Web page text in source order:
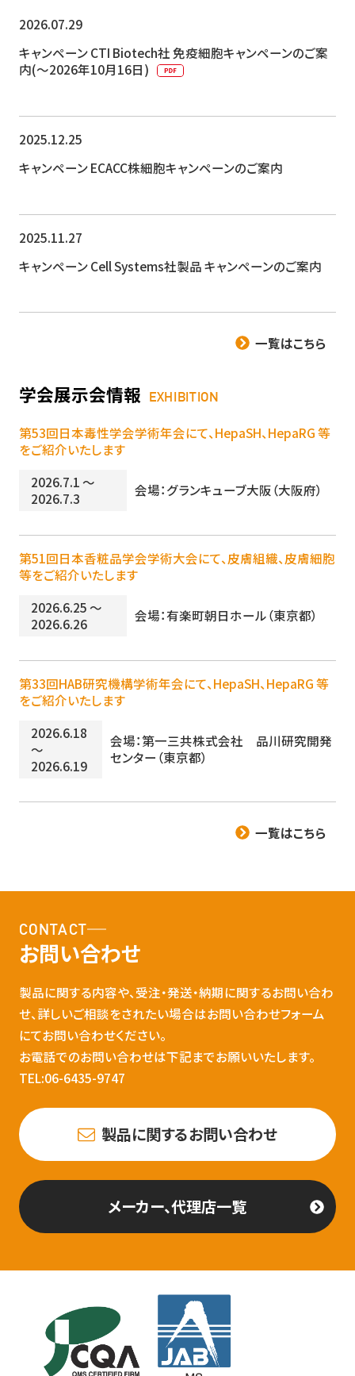
2026.07.29
キャンペーンCTI Biotech社 免疫細胞キャンペーンのご案
内(～2026年10月16日)
2025.12.25
キャンペーンECACC株細胞キャンペーンのご案内
2025.11.27
キャンペーンCell Sy​​stems社製品 キャンペーンのご案内
一覧はこちら
学会展示会情報 EXHIBITION
第53回日本毒性学会学術年会にて、HepaSH、HepaRG 等
をご紹介いたします
2026.7.1 ～
2026.7.3
会場：グランキューブ大阪（大阪府）
第51回日本香粧品学会学術大会にて、皮膚組織、皮膚細胞
等をご紹介いたします
2026.6.25 ～
2026.6.26
会場：有楽町朝日ホール（東京都）
第33回HAB研究機構学術年会にて、HepaSH、HepaRG 等
をご紹介いたします
2026.6.18
～
2026.6.19
会場：第一三共株式会社 品川研究開発
センター（東京都）
一覧はこちら
CONTACT
お問い合わせ
製品に関する内容や、受注・発送・納期に関するお問い合わ
せ、詳しいご相談をされたい場合はお問い合わせフォーム
にてお問い合わせください。
お電話でのお問い合わせは下記までお願いいたします。
TEL:06-6435-9747
製品に関するお問い合わせ
メーカー、代理店一覧